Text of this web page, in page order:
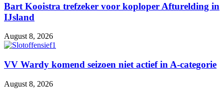
Bart Kooistra trefzeker voor koploper Afturelding in
IJsland
August 8, 2026
VV Wardy komend seizoen niet actief in A-categorie
August 8, 2026